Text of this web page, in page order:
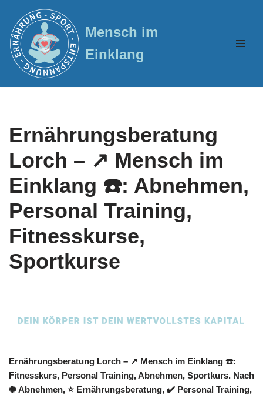
Zum
Inhalt
springen
Mensch im
Einklang
Ernährungsberatung
Lorch – ↗️ Mensch im
Einklang ☎️: Abnehmen,
Personal Training,
Fitnesskurse,
Sportkurse
Ernährungsberatung Lorch – ↗️ Mensch im Einklang ☎️:
Fitnesskurs, Personal Training, Abnehmen, Sportkurs. Nach
✺ Abnehmen, ⭐ Ernährungsberatung, ✔️ Personal Training,